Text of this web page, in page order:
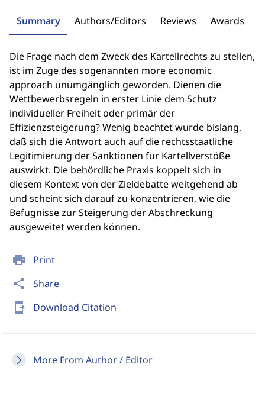
print Print
share Share
send_to_mobile Download Citation
More From Author / Editor
Summary Authors/Editors Reviews Awards
Die Frage nach dem Zweck des Kartellrechts zu stellen,
ist im Zuge des sogenannten more economic
approach unumgänglich geworden. Dienen die
Wettbewerbsregeln in erster Linie dem Schutz
individueller Freiheit oder primär der
Effizienzsteigerung? Wenig beachtet wurde bislang,
daß sich die Antwort auch auf die rechtsstaatliche
Legitimierung der Sanktionen für Kartellverstöße
auswirkt. Die behördliche Praxis koppelt sich in
diesem Kontext von der Zieldebatte weitgehend ab
und scheint sich darauf zu konzentrieren, wie die
Befugnisse zur Steigerung der Abschreckung
ausgeweitet werden können.